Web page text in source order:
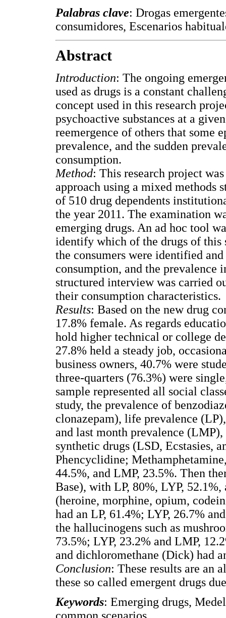
Palabras clave: Drogas
consumidores, Escenarios
Abstract
Introduction: The ongoing
used as drugs is a constant
concept used in this research
psychoactive substances at a
reemergence of others that some
prevalence, and the sudden
consumption.
Method: This research project
approach using a mixed methods
of 510 drug dependents
the year 2011. The examination
emerging drugs. An ad hoc tool
identify which of the drugs of this
the consumers were identified
consumption, and the prevalence
structured interview was carried
their consumption characteristics.
Results: Based on the new drug
17.8% female. As regards
hold higher technical or college
27.8% held a steady job,
business owners, 40.7% were
three-quarters (76.3%) were
sample represented all social
study, the prevalence of
clonazepam), life prevalence
and last month prevalence
synthetic drugs (LSD, Ecstasies,
Phencyclidine;
44.5%, and LMP, 23.5%. Then
Base), with LP, 80%, LYP,
(heroine, morphine, opium,
had an LP, 61.4%; LYP, 26.7%
the hallucinogens such as
73.5%; LYP, 23.2% and LMP,
and dichloromethane (Dick) had
Conclusion: These results are an
these so called emergent drugs
Keywords: Emerging drugs,